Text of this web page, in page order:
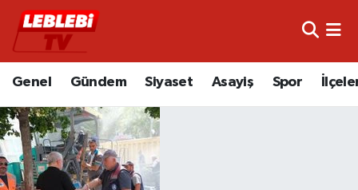
Genel Gündem Siyaset Asayiş Spor
Hava Durumu
Trafik Durumu
Süper Lig Puan Durumu ve Fikstür